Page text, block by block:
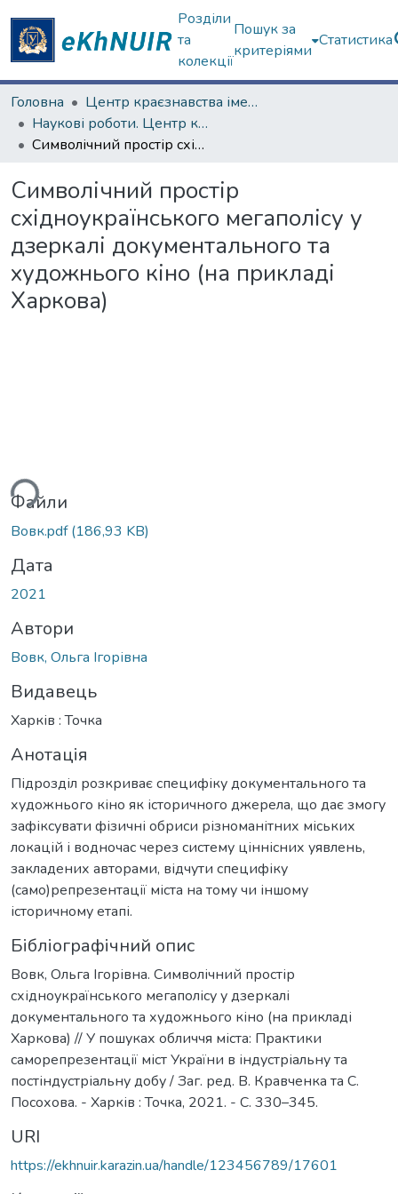
Розділи
та
колекції
Пошук за
критеріями
Статистика
Головна
Центр краєзнавства імені академіка П.Т. Тронька
Наукові роботи. Центр краєзнавства
Символічний простір східноукраїнського мегаполісу у дзеркалі документального та художнього кіно (на прикладі Харкова)
Символічний простір
східноукраїнського мегаполісу у
дзеркалі документального та
художнього кіно (на прикладі
Харкова)
Файли
Вовк.pdf(186,93 KB)
Дата
2021
Автори
Вовк, Ольга Ігорівна
Видавець
Харків : Точка
Анотація
Підрозділ розкриває специфіку документального та
художнього кіно як історичного джерела, що дає змогу
зафіксувати фізичні обриси різноманітних міських
локацій і водночас через систему ціннісних уявлень,
закладених авторами, відчути специфіку
(само)репрезентації міста на тому чи іншому
історичному етапі.
Бібліографічний опис
Вовк, Ольга Ігорівна. Символічний простір
східноукраїнського мегаполісу у дзеркалі
документального та художнього кіно (на прикладі
Харкова) // У пошуках обличчя міста: Практики
саморепрезентації міст України в індустріальну та
постіндустріальну добу / Заг. ред. В. Кравченка та С.
Посохова. - Харків : Точка, 2021. - С. 330–345.
URI
https://ekhnuir.karazin.ua/handle/123456789/17601